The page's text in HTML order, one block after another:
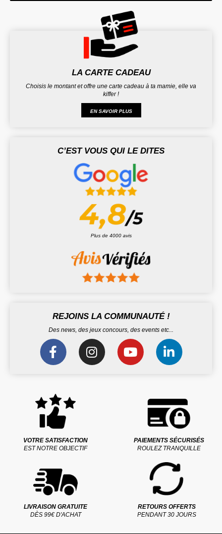
LA CARTE CADEAU
Choisis le montant et offre une carte cadeau à ta mamie, elle va
kiffer !
EN SAVOIR PLUS
C’EST VOUS QUI LE DITES
Plus de 4000 avis
REJOINS LA COMMUNAUTÉ !
Des news, des jeux concours, des events etc...
VOTRE SATISFACTION
EST NOTRE OBJECTIF
PAIEMENTS SÉCURISÉS
ROULEZ TRANQUILLE
LIVRAISON GRATUITE
DÈS 99€ D'ACHAT
RETOURS OFFERTS
PENDANT 30 JOURS